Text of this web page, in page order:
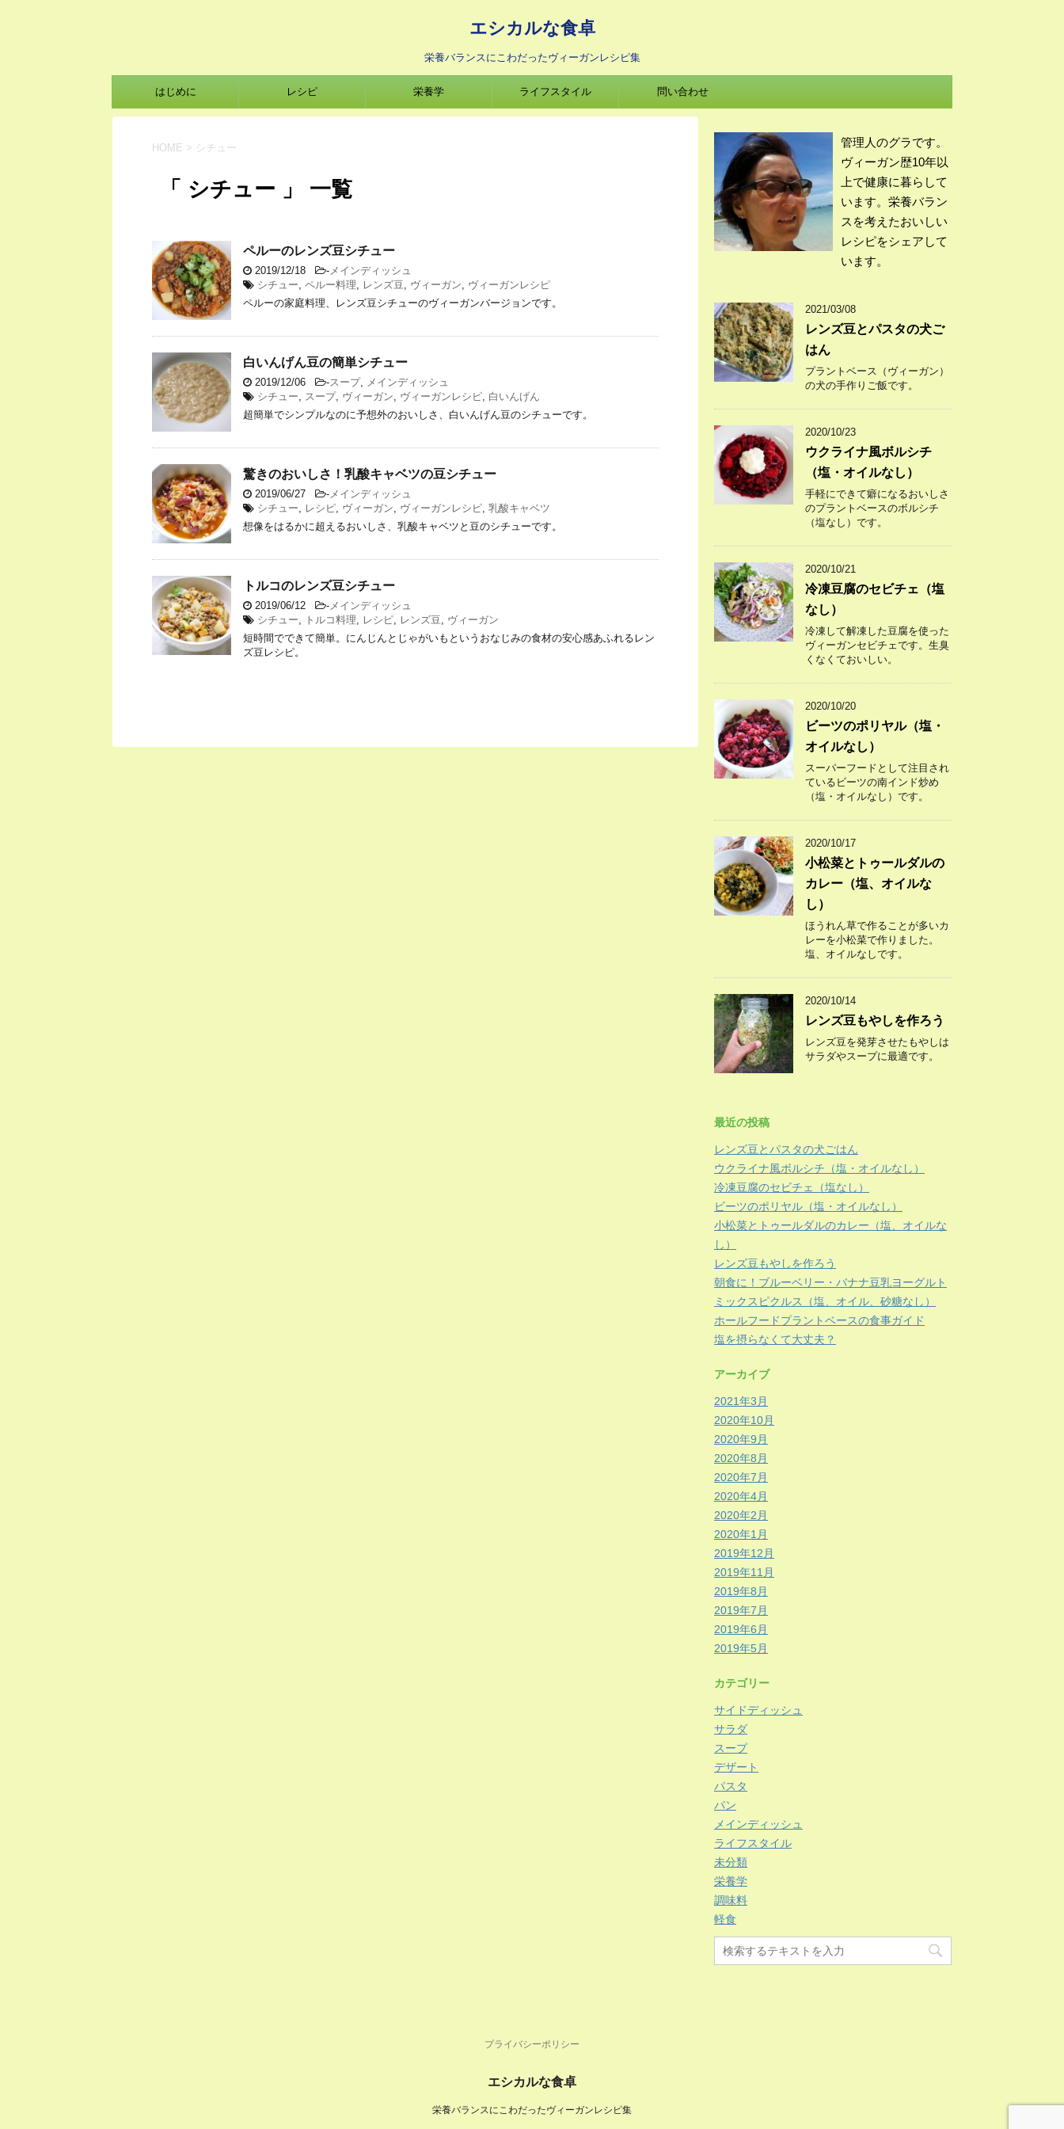
エシカルな食卓
栄養バランスにこわだったヴィーガンレシピ集
はじめに レシピ 栄養学 ライフスタイル 問い合わせ
HOME > シチュー
「 シチュー 」 一覧
ペルーのレンズ豆シチュー
2019/12/18 -メインディッシュ
シチュー, ペルー料理, レンズ豆, ヴィーガン, ヴィーガンレシピ
ペルーの家庭料理、レンズ豆シチューのヴィーガンバージョンです。
白いんげん豆の簡単シチュー
2019/12/06 -スープ, メインディッシュ
シチュー, スープ, ヴィーガン, ヴィーガンレシピ, 白いんげん
超簡単でシンプルなのに予想外のおいしさ、白いんげん豆のシチューです。
驚きのおいしさ！乳酸キャベツの豆シチュー
2019/06/27 -メインディッシュ
シチュー, レシピ, ヴィーガン, ヴィーガンレシピ, 乳酸キャベツ
想像をはるかに超えるおいしさ、乳酸キャベツと豆のシチューです。
トルコのレンズ豆シチュー
2019/06/12 -メインディッシュ
シチュー, トルコ料理, レシピ, レンズ豆, ヴィーガン
短時間でできて簡単。にんじんとじゃがいもというおなじみの食材の安心感あふれるレン
ズ豆レシピ。
管理人のグラです。
ヴィーガン歴10年以
上で健康に暮らして
います。栄養バラン
スを考えたおいしい
レシピをシェアして
います。
2021/03/08
レンズ豆とパスタの犬ご
はん
プラントベース（ヴィーガン）
の犬の手作りご飯です。
2020/10/23
ウクライナ風ボルシチ
（塩・オイルなし）
手軽にできて癖になるおいしさ
のプラントベースのボルシチ
（塩なし）です。
2020/10/21
冷凍豆腐のセビチェ（塩
なし）
冷凍して解凍した豆腐を使った
ヴィーガンセビチェです。生臭
くなくておいしい。
2020/10/20
ビーツのポリヤル（塩・
オイルなし）
スーパーフードとして注目され
ているビーツの南インド炒め
（塩・オイルなし）です。
2020/10/17
小松菜とトゥールダルの
カレー（塩、オイルな
し）
ほうれん草で作ることが多いカ
レーを小松菜で作りました。
塩、オイルなしです。
2020/10/14
レンズ豆もやしを作ろう
レンズ豆を発芽させたもやしは
サラダやスープに最適です。
最近の投稿
レンズ豆とパスタの犬ごはん
ウクライナ風ボルシチ（塩・オイルなし）
冷凍豆腐のセビチェ（塩なし）
ビーツのポリヤル（塩・オイルなし）
小松菜とトゥールダルのカレー（塩、オイルな
し）
レンズ豆もやしを作ろう
朝食に！ブルーベリー・バナナ豆乳ヨーグルト
ミックスピクルス（塩、オイル、砂糖なし）
ホールフードプラントベースの食事ガイド
塩を摂らなくて大丈夫？
アーカイブ
2021年3月
2020年10月
2020年9月
2020年8月
2020年7月
2020年4月
2020年2月
2020年1月
2019年12月
2019年11月
2019年8月
2019年7月
2019年6月
2019年5月
カテゴリー
サイドディッシュ
サラダ
スープ
デザート
パスタ
パン
メインディッシュ
ライフスタイル
未分類
栄養学
調味料
軽食
プライバシーポリシー
エシカルな食卓
栄養バランスにこわだったヴィーガンレシピ集